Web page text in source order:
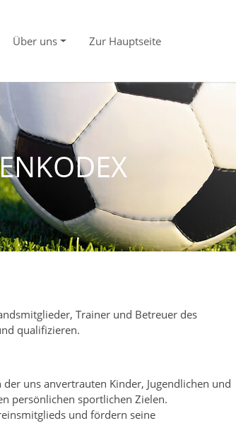
Über uns Zur Hauptseite
Trainer und Betreuer des
qualifizieren.
uns anvertrauten Kinder, Jugendlichen und
persönlichen sportlichen Zielen.
und fördern seine